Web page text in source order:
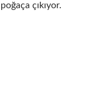
çıkıyor.